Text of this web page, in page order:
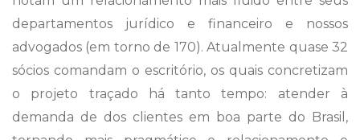
departamentos jurídico e financeiro e nossos
advogados (em torno de 170). Atualmente quase 32
sócios comandam o escritório, os quais concretizam
o projeto traçado há tanto tempo: atender à
demanda de dos clientes em boa parte do Brasil,